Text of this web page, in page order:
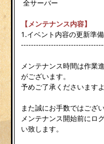
全サーバー
【メンテナンス内容】
1.イベント内容の更新準備
メンテナンス時間は作業
がございます。
予めご了承くださいます
また誠にお手数ではござ
メンテナンス開始前にロ
い致します。